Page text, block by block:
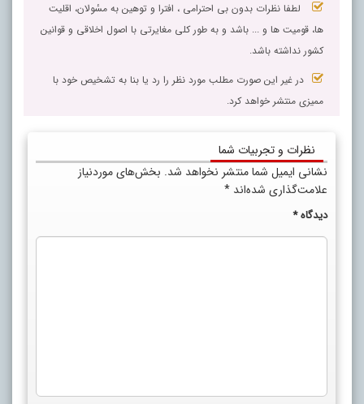
لطفا نظرات بدون بی احترامی ، افترا و توهین به مسٔولان، اقلیت
ها، قومیت ها و ... باشد و به طور کلی مغایرتی با اصول اخلاقی و قوانین
کشور نداشته باشد.
در غیر این صورت مطلب مورد نظر را رد یا بنا به تشخیص خود با
ممیزی منتشر خواهد کرد.
نظرات و تجربیات شما
نشانی ایمیل شما منتشر نخواهد شد. بخش‌های موردنیاز
علامت‌گذاری شده‌اند *
دیدگاه*